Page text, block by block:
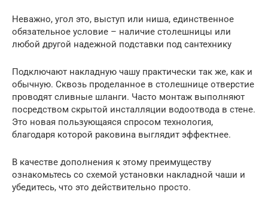
Неважно, угол это, выступ или ниша, единственное
обязательное условие – наличие столешницы или
любой другой надежной подставки под сантехнику
Подключают накладную чашу практически так же, как и
обычную. Сквозь проделанное в столешнице отверстие
проводят сливные шланги. Часто монтаж выполняют
посредством скрытой инсталляции водоотвода в стене.
Это новая пользующаяся спросом технология,
благодаря которой раковина выглядит эффектнее.
В качестве дополнения к этому преимуществу
ознакомьтесь со схемой установки накладной чаши и
убедитесь, что это действительно просто.